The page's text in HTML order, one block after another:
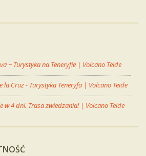
− Turystyka na Teneryfie | Volcano Teide
la Cruz - Turystyka Teneryfa | Volcano Teide
w 4 dni. Trasa zwiedzania! | Volcano Teide